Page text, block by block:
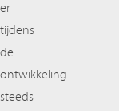
er
tijdens
de
ontwikkeling
steeds